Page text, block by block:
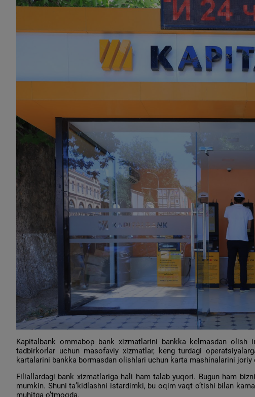
Kapitalbank ommabop bank xizmatlarini bankka kelmasdan
tadbirkorlar uchun masofaviy xizmatlar, keng turdagi
kartalarini bankka bormasdan olishlari uchun karta mashinalarini
Filiallardagi bank xizmatlariga hali ham talab yuqori. Bugun ham
mumkin. Shuni ta’kidlashni istardimki, bu oqim vaqt o’tishi bilan
muhitga o’tmoqda.